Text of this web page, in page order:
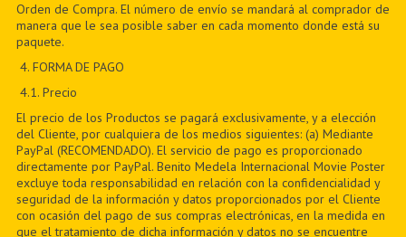
Orden de Compra. El número de envío se mandará al comprador de
manera que le sea posible saber en cada momento donde está su
paquete.
4. FORMA DE PAGO
4.1. Precio
El precio de los Productos se pagará exclusivamente, y a elección
del Cliente, por cualquiera de los medios siguientes: (a) Mediante
PayPal (RECOMENDADO). El servicio de pago es proporcionado
directamente por PayPal. Benito Medela Internacional Movie Poster
excluye toda responsabilidad en relación con la confidencialidad y
seguridad de la información y datos proporcionados por el Cliente
con ocasión del pago de sus compras electrónicas, en la medida en
que el tratamiento de dicha información y datos no se encuentre